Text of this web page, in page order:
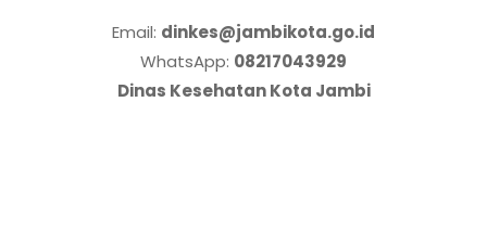
Email: dinkes@jambikota.go.id
WhatsApp: 08217043929
Dinas Kesehatan Kota Jambi